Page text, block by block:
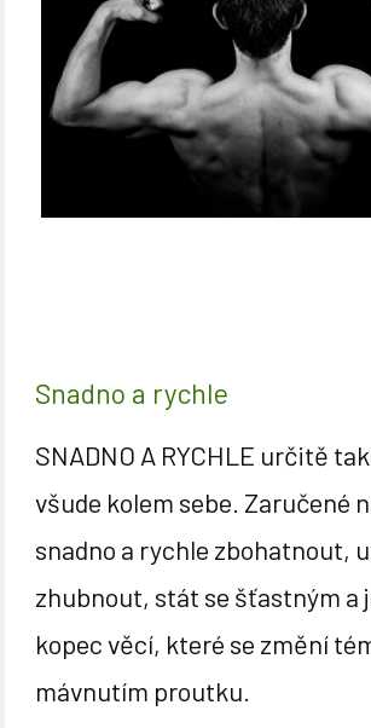
Snadno a rychle
SNADNO A RYCHLE určitě
všude kolem sebe. Zaručené
snadno a rychle zbohatnout,
zhubnout, stát se šťastným a
kopec věcí, které se změní
mávnutím proutku.